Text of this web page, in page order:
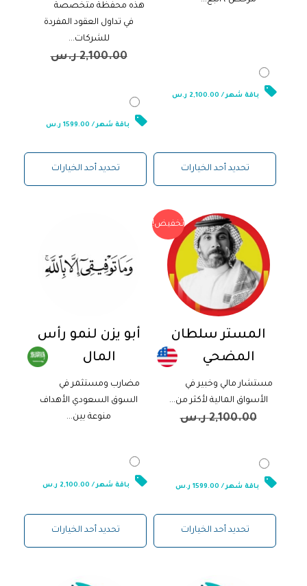
باقة شهر / 2,100.00 ر.س
تحديد أحد الخيارات
هذه محفظة متخصصة
في تداول العقود المفردة
للشركات...
2,100.00 ر.س
باقة شهر / 1599.00 ر.س
تحديد أحد الخيارات
تخفيض!
المستر سلطان
المضحي
مستشار مالي وخبير في
الأسواق المالية لأكثر من...
2,100.00 ر.س
باقة شهر / 1599.00 ر.س
تحديد أحد الخيارات
أبو يزن لنمو رأس
المال
مضارب ومستثمر في
السوق السعودي الأهداف
منوعة بين...
باقة شهر / 2,100.00 ر.س
تحديد أحد الخيارات